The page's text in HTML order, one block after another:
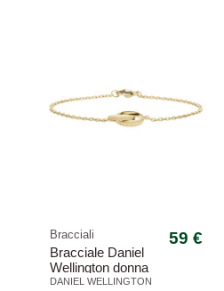
Bracciali
Bracciale Daniel
Wellington donna
DW00400217 oro
DANIEL WELLINGTON
59 €